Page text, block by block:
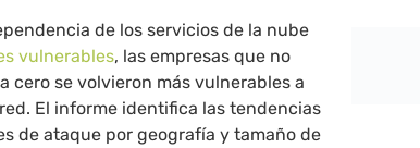
de los servicios de la nube
vulnerables, las empresas que no
cero se volvieron más vulnerables a
El informe identifica las tendencias
de ataque por geografía y tamaño de